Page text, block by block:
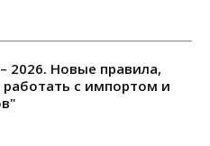
2026. Новые правила,
работать с импортом и